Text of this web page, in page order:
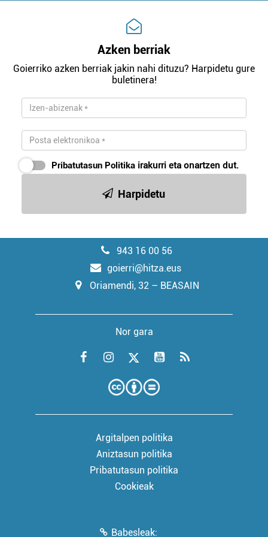
Azken berriak
Goierriko azken berriak jakin nahi dituzu? Harpidetu gure
buletinera!
Pribatutasun Politika irakurri eta onartzen dut.
Harpidetu
943 16 00 56
goierri@hitza.eus
Oriamendi, 32 – BEASAIN
Nor gara
Argitalpen politika
Aniztasun politika
Pribatutasun politika
Cookieak
Babesleak: